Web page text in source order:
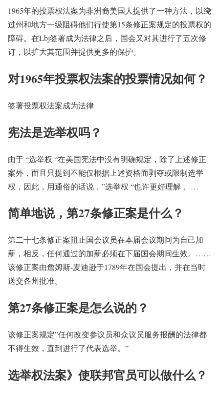
1965年的投票权法案为非洲裔美国人提供了一种方法，以绕
过州和地方一级阻碍他们行使第15条修正案规定的投票权的
障碍。在Lbj签署成为法律之后，国会又对其进行了五次修
订，以扩大其范围并提供更多的保护。
对1965年投票权法案的投票情况如何？
签署投票权法案成为法律
宪法是选举权吗？
由于 “选举权 “在美国宪法中没有明确规定，除了上述修正
案外，而且只提到不能仅根据上述资格而剥夺或限制选举
权，因此，用通俗的话说，”选举权 “也许更好理解， …
简单地说，第27条修正案是什么？
第二十七条修正案阻止国会议员在本届会议期间为自己加
薪，相反，任何通过的加薪必须在下届国会期间生效。……
该修正案由詹姆斯-麦迪逊于1789年在国会提出，并在当时
送交各州批准。
第27条修正案是怎么说的？
该修正案规定”任何改变参议员和众议员服务报酬的法律都
不得生效，直到进行了代表选举。”
选举权法案》使联邦官员可以做什么？